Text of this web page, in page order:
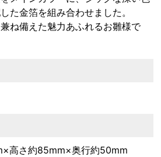
た金箔を組み合わせました。
ね備えた魅力あふれるお雛様で
高さ約85mm×奥行約50mm